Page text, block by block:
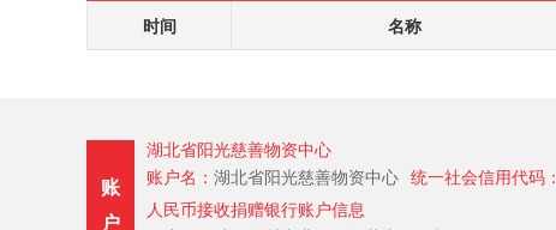
时间 名称
账
户
湖北省阳光慈善物资中心
账户名： 湖北省阳光慈善物资中心 统一社会信用代码：
人民币接收捐赠银行账户信息